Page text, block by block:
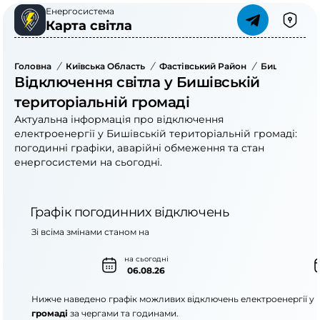
Енергосистема
Карта світла
Головна / Київська Область / Фастівський Район / Бишівська
Відключення світла у Бишівській
територіальній громаді
Актуальна інформація про відключення
електроенергії у Бишівській територіальній громаді:
погодинні графіки, аварійні обмеження та стан
енергосистеми на сьогодні.
Графік погодинних відключень
на сьогодні
06.08.26
Зі всіма змінами станом на
Нижче наведено графік можливих відключень електроенергії у
громаді за чергами та годинами.